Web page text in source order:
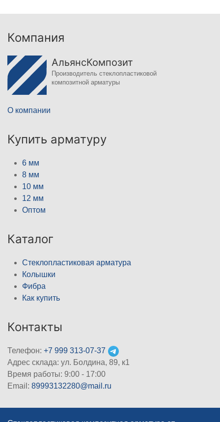
Компания
АльянсКомпозит
Производитель стеклопластиковой
композитной арматуры
О компании
Купить арматуру
6 мм
8 мм
10 мм
12 мм
Оптом
Каталог
Стеклопластиковая арматура
Колышки
Фибра
Как купить
Контакты
Телефон: +7 999 313-07-37
Адрес склада: ул. Болдина, 89, к1
Время работы: 9:00 - 17:00
Email: 89993132280@mail.ru